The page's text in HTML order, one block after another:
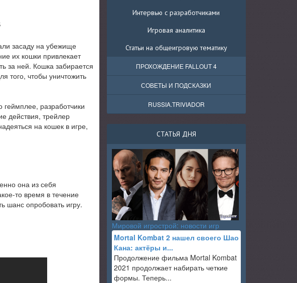
засаду на убежище
их кошки привлекает
за ней. Кошка забирается
того, чтобы уничтожить
разработчики
действия, трейлер
на кошек в игре,
она из себя
то время в течение
шанс опробовать игру.
Интервью с разработчиками
Игровая аналитика
Статьи на общеигровую тематику
ПРОХОЖДЕНИЕ FALLOUT 4
СОВЕТЫ И ПОДСКАЗКИ
RUSSIA.TRIVIADOR
СТАТЬЯ ДНЯ
Мировой игрострой: новости игр
Mortal Kombat 2 нашел своего Шао
Кана: актёры и...
Продолжение фильма Mortal Kombat
2021 продолжает набирать четкие
формы. Теперь...